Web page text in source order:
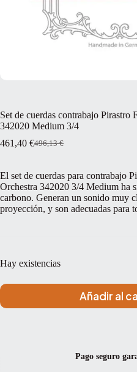
Set de cuerdas contrabajo Pirastro
342020 Medium 3/4
496,13€
El
original
era:
496,13 €.
461,40 €El
es:
461,40 €.
El set de cuerdas para contrabajo
Orchestra 342020 3/4 Medium ha
carbono. Generan un sonido muy
proyección, y son adecuadas para
Hay existencias
Añadir al
Pago seguro